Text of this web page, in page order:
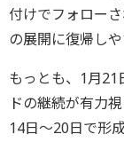
付けでフォロー
の展開に復帰し
もっとも、1月21
ドの継続が有力
14日～20日で形